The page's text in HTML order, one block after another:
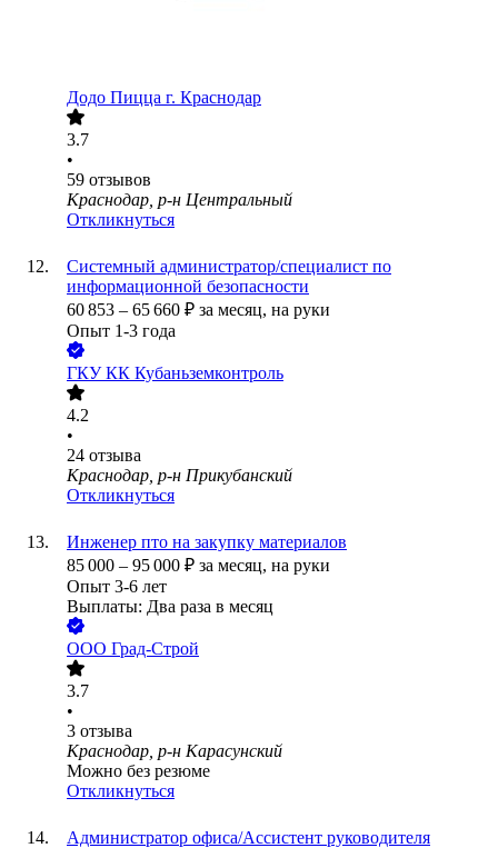
Додо Пицца г. Краснодар
3.7
•
59 отзывов
Краснодар, р-н Центральный
Откликнуться
Системный администратор/специалист по
информационной безопасности
60 853 – 65 660 ₽ за месяц, на руки
Опыт 1-3 года
ГКУ КК Кубаньземконтроль
4.2
•
24 отзыва
Краснодар, р-н Прикубанский
Откликнуться
Инженер пто на закупку материалов
85 000 – 95 000 ₽ за месяц, на руки
Опыт 3-6 лет
Выплаты: Два раза в месяц
ООО Град-Строй
3.7
•
3 отзыва
Краснодар, р-н Карасунский
Можно без резюме
Откликнуться
Администратор офиса/Ассистент руководителя